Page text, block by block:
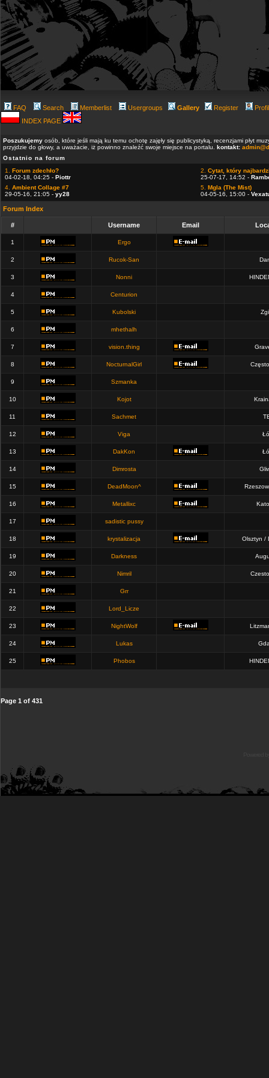
FAQ Search Memberlist Usergroups Gallery Register
INDEX PAGE
Poszukujemy osób, które jeśli mają ku temu ochotę zajęły się publicystyką, recenzjami płyt
przyjdzie do głowy, a uważacie, iż powinno znaleźć swoje miejsce na portalu. kontakt:
Ostatnio na forum
1. Forum zdechło?
04-02-18, 04:25 - Piottr
2. Cytat, który
25-07-17, 14:52 -
4. Ambient Collage #7
29-05-16, 21:05 - yy28
5. Mgla (The Mist)
04-05-16, 15:00 -
Forum Index
# Username Email
1 Ergo
2 Rucok-San
3 Nonni
4 Centurion
5 Kubolski
6 mhethalh
7 vision.thing
8 NocturnalGirl
9 Szmanka
10 Kojot
11 Sachmet
12 Viga
13 DakKon
14 Dimrosta
15 DeadMoon^
16 Metallixc
17 sadistic pussy
18 krystalizacja Olsztyn /
19 Darkness
20 Nimril
21 Grr
22 Lord_Licze
23 NightWolf
24 Lukas
25 Phobos
Page 1 of 431